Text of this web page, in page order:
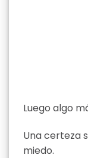
Luego algo
Una certeza
miedo.